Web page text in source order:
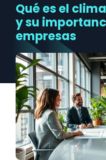
Qué es el
y su
empresas